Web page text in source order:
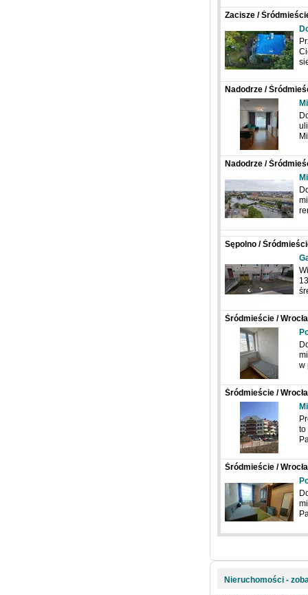
Zacisze /
Nadodrze /
Nadodrze /
Sępolno /
Śródmieście /
w
Śródmieście /
Damrota
to
Śródmieście /
Nieruchomości -